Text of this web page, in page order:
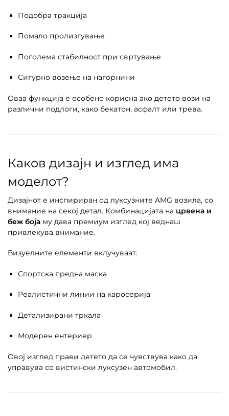
Подобра тракција
Помало пролизгување
Поголема стабилност при свртување
Сигурно возење на нагорнини
Оваа функција е особено корисна ако детето вози на
различни подлоги, како бекатон, асфалт или трева.
Каков дизајн и изглед има
моделот?
Дизајнот е инспириран од луксузните AMG возила, со
внимание на секој детал. Комбинацијата на црвена и
беж боја му дава премиум изглед кој веднаш
привлекува внимание.
Визуелните елементи вклучуваат:
Спортска предна маска
Реалистични линии на каросерија
Детализирани тркала
Модерен ентериер
Овој изглед прави детето да се чувствува како да
управува со вистински луксузен автомобил.